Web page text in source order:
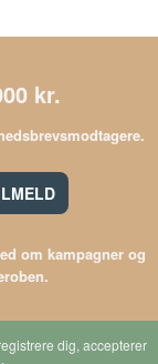
kr.
om kampagner og
dig, accepterer